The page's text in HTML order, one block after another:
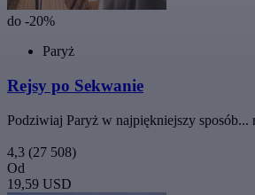
do -20%
Paryż
Rejsy po Sekwanie
Podziwiaj Paryż w najpiękniejszy sposób...
4,3 (27 508)
Od
19,59 USD